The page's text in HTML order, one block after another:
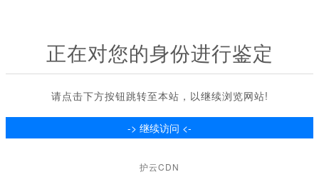
正在对您的身份进行鉴定
请点击下方按钮跳转至本站，以继续浏览网站!
护云CDN